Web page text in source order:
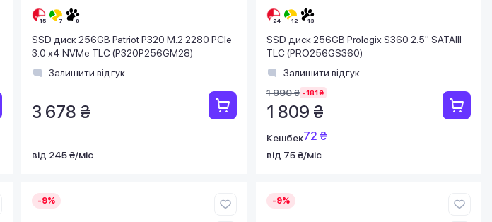
SSD диск 256GB Patriot P320 M.2 2280 PCIe
3.0 x4 NVMe TLC (P320P256GM28)
Залишити відгук
3 678 ₴
від 245 ₴/міс
SSD диск 256GB Prologix S360 2.5" SATAIII
TLC (PRO256GS360)
Залишити відгук
1 990 ₴ -181 ₴
1 809 ₴
Кешбек72 ₴
від 75 ₴/міс
-9% -9%